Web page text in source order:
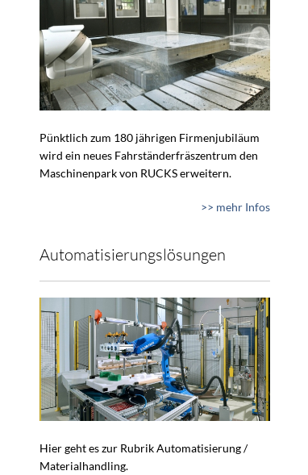
Pünktlich zum 180 jährigen Firmenjubiläum
wird ein neues Fahrständerfräszentrum den
Maschinenpark von RUCKS erweitern.
>> mehr Infos
Automatisierungslösungen
Hier geht es zur Rubrik Automatisierung /
Materialhandling.